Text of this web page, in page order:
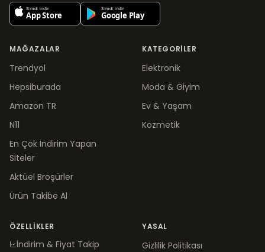
MAĞAZALAR
Trendyol
Hepsiburada
Amazon TR
N11
En Çok İndirim Yapan
Siteler
Aktüel Broşürler
Ürün Takibe Al
KATEGORILER
Elektronik
Moda & Giyim
Ev & Yaşam
Kozmetik
ÖZELLIKLER
İndirim & Fiyat Takip
YASAL
Gizlilik Politikası